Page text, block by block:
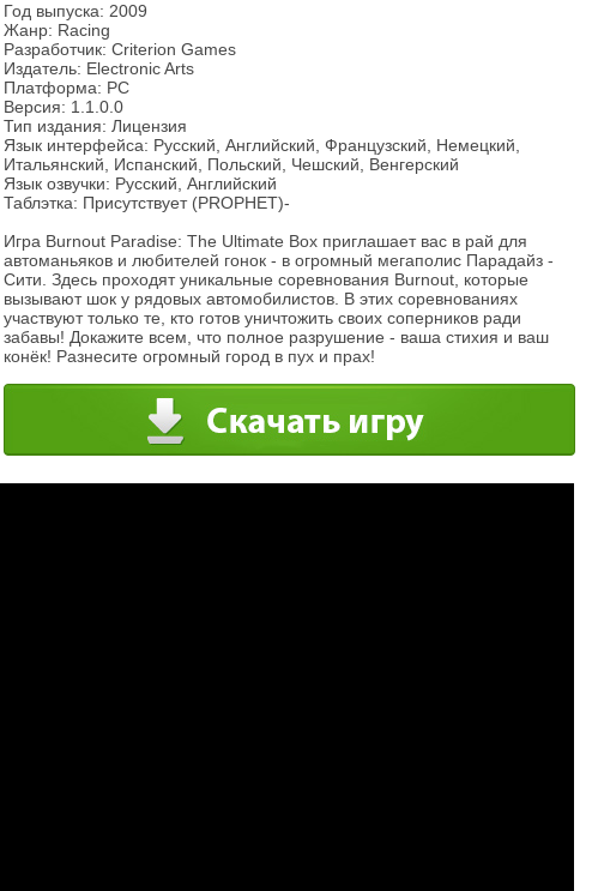
Год выпуска: 2009
Жанр: Racing
Разработчик: Criterion Games
Издатель: Electronic Arts
Платформа: PC
Версия: 1.1.0.0
Тип издания: Лицензия
Язык интерфейса: Русский, Английский, Французский, Немецкий,
Итальянский, Испанский, Польский, Чешский, Венгерский
Язык озвучки: Русский, Английский
Таблэтка: Присутствует (PROPHET)-
Игра Burnout Paradise: The Ultimate Box приглашает вас в рай для
автоманьяков и любителей гонок - в огромный мегаполис Парадайз -
Сити. Здесь проходят уникальные соревнования Burnout, которые
вызывают шок у рядовых автомобилистов. В этих соревнованиях
участвуют только те, кто готов уничтожить своих соперников ради
забавы! Докажите всем, что полное разрушение - ваша стихия и ваш
конёк! Разнесите огромный город в пух и прах!